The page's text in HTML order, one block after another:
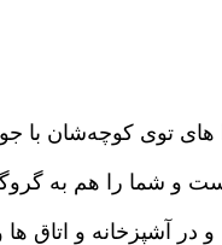
های توی کوچه‌شان با
و شما را هم به
در آشپزخانه و اتاق ها